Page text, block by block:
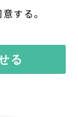
様の
があ
する。